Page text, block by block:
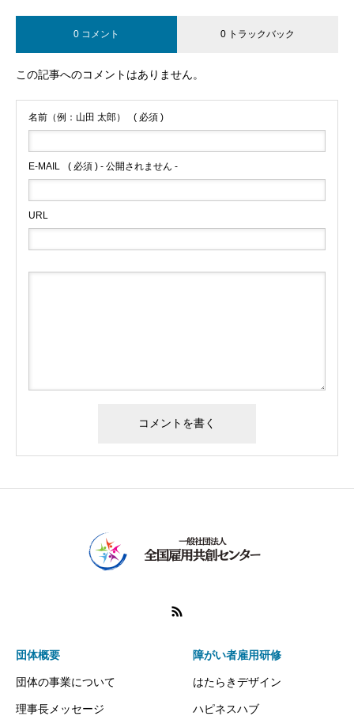
0 コメント 0 トラックバック
この記事へのコメントはありません。
名前（例：山田 太郎） ( 必須 )
E-MAIL ( 必須 ) - 公開されません -
URL
団体概要
団体の事業について
理事長メッセージ
障がい者雇用研修
はたらきデザイン
ハピネスハブ